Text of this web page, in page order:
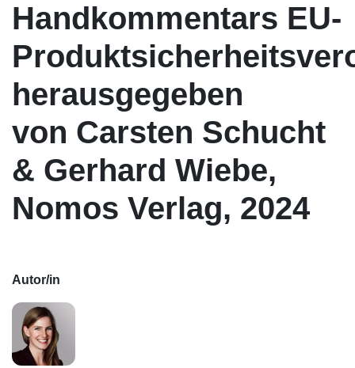
Handkommentars EU-
herausgegeben
von Carsten Schucht
& Gerhard Wiebe,
Nomos Verlag, 2024
Autor/in